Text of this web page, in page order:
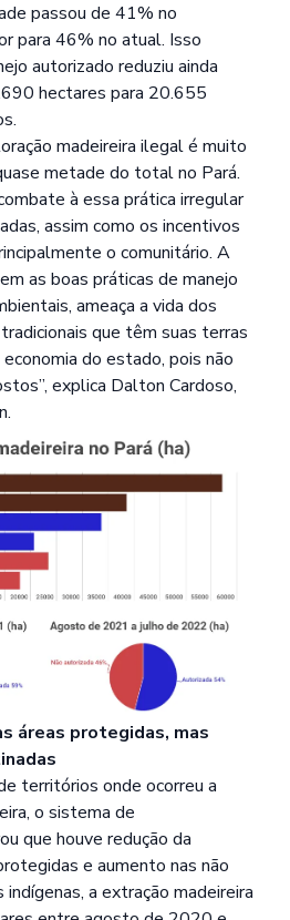
passou de 41% no
para 46% no atual. Isso
autorizado reduziu ainda
hectares para 20.655
madeireira ilegal é muito
metade do total no Pará.
à essa prática irregular
assim como os incentivos
o comunitário. A
as boas práticas de manejo
ameaça a vida dos
que têm suas terras
do estado, pois não
explica Dalton Cardoso,
áreas protegidas, mas
territórios onde ocorreu a
o sistema de
que houve redução da
e aumento nas não
a extração madeireira